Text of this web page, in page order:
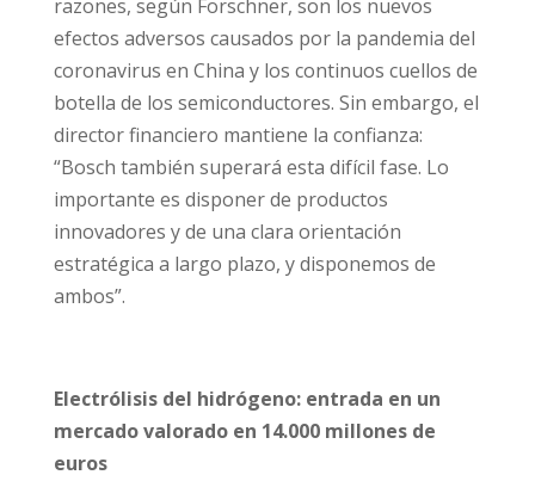
razones, según Forschner, son los nuevos
efectos adversos causados por la pandemia del
coronavirus en China y los continuos cuellos de
botella de los semiconductores. Sin embargo, el
director financiero mantiene la confianza:
“Bosch también superará esta difícil fase. Lo
importante es disponer de productos
innovadores y de una clara orientación
estratégica a largo plazo, y disponemos de
ambos”.
Electrólisis del hidrógeno: entrada en un
mercado valorado en 14.000 millones de
euros